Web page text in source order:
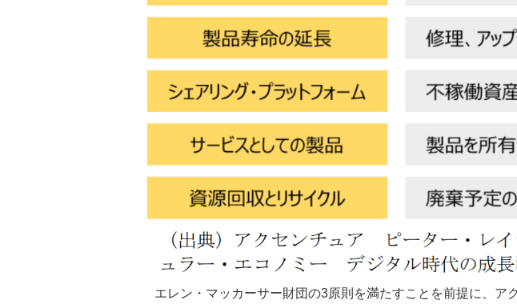
エレン・マッカーサー財団の3原則を満たすことを前提に、